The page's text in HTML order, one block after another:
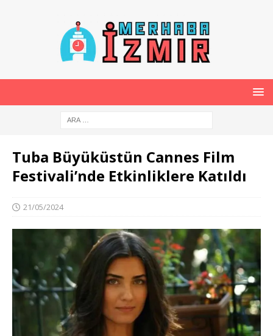
Tuba Büyüküstün Cannes Film
Festivali’nde Etkinliklere Katıldı
21/05/2024